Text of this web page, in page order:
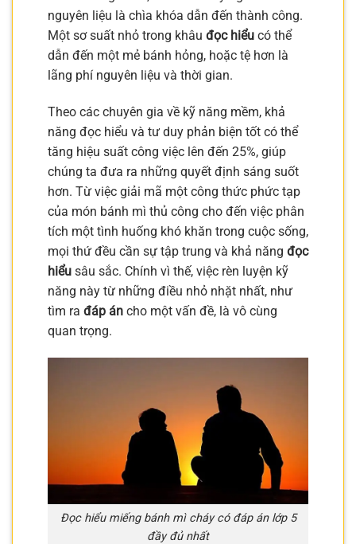
nguyên liệu là chìa khóa dẫn đến thành công.
Một sơ suất nhỏ trong khâu đọc hiểu có thể
dẫn đến một mẻ bánh hỏng, hoặc tệ hơn là
lãng phí nguyên liệu và thời gian.
Theo các chuyên gia về kỹ năng mềm, khả
năng đọc hiểu và tư duy phản biện tốt có thể
tăng hiệu suất công việc lên đến 25%, giúp
chúng ta đưa ra những quyết định sáng suốt
hơn. Từ việc giải mã một công thức phức tạp
của món bánh mì thủ công cho đến việc phân
tích một tình huống khó khăn trong cuộc sống,
mọi thứ đều cần sự tập trung và khả năng đọc
hiểu sâu sắc. Chính vì thế, việc rèn luyện kỹ
năng này từ những điều nhỏ nhặt nhất, như
tìm ra đáp án cho một vấn đề, là vô cùng
quan trọng.
Đọc hiểu miếng bánh mì cháy có đáp án lớp 5
đầy đủ nhất